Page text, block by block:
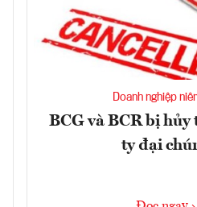
Doanh nghiệp
BCG và BCR bị hủy
ty đại